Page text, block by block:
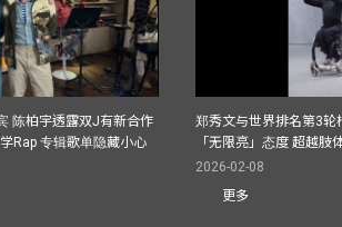
陈柏宇透露双J有新合作
Rap 专辑歌单隐藏小心
郑秀文与世界排名第3轮
「无限亮」态度 超越肢
2026-02-08
更多